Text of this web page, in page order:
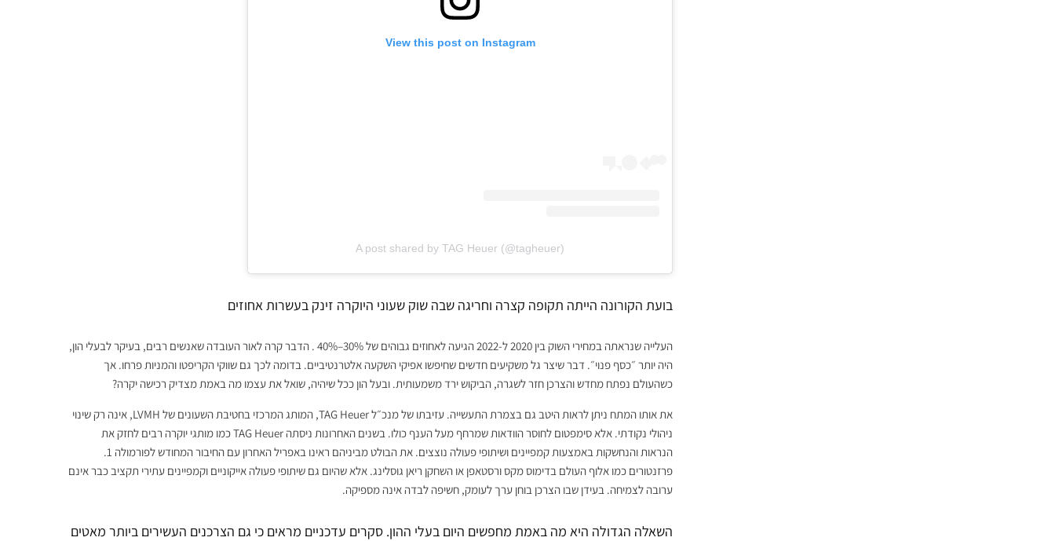
View this post on Instagram
A post shared by TAG Heuer (@tagheuer)
בועת הקורונה הייתה תקופה קצרה וחריגה שבה שוק שעוני היוקרה זינק בעשרות אחוזים
העלייה שנראתה במחירי השוק בין 2020 ל-2022 הגיעה לאחוזים גבוהים של 30%–40% . הדבר קרה לאור העובדה שאנשים רבים, בעיקר לבעלי הון,
היה יותר ״כסף פנוי״. דבר שיצר גל משקיעים חדשים שחיפשו אפיקי השקעה אלטרנטיביים. בדומה לכך גם שווקי הקריפטו והמניות פרחו. אך
כשהעולם נפתח מחדש והצרכן חזר לשגרה, הביקוש ירד משמעותית. ובעל הון ככל שיהיה, שואל את עצמו מה באמת מצדיק רכישה יקרה?
את אותו המתח ניתן לראות היטב גם בצמרת התעשייה. עזיבתו של מנכ״ל TAG Heuer, המותג המרכזי בחטיבת השעונים של LVMH, אינה רק שינוי
ניהולי נקודתי. אלא סימפטום לחוסר הוודאות שמרחף מעל הענף כולו. בשנים האחרונות ניסתה TAG Heuer כמו מותגי יוקרה רבים לחזק את
הנראות והנחשקות באמצעות קמפיינים ושיתופי פעולה נוצצים. את הבולט מביניהם ראינו באפריל האחרון עם החיבור המחודש לפורמולה 1.
פרזנטורים כמו אלוף העולם בדימוס מקס ורסטאפן או השחקן ריאן גוסלינג. אלא שהיום גם שיתופי פעולה אייקוניים וקמפיינים עתירי תקציב כבר אינם
ערובה לצמיחה. בעידן שבו הצרכן בוחן ערך לעומק, חשיפה לבדה אינה מספיקה.
השאלה הגדולה היא מה באמת מחפשים היום בעלי ההון. סקרים עדכניים מראים כי גם הצרכנים העשירים ביותר מאטים